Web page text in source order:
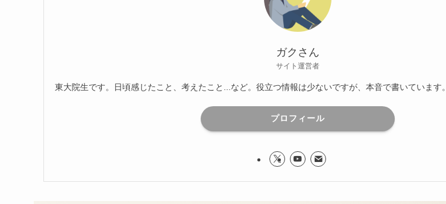
ガクさん
サイト運営者
東大院生です。日頃感じたこと、考えたこと...など。役立つ情報は少ないですが、本音で書いています。
プロフィール